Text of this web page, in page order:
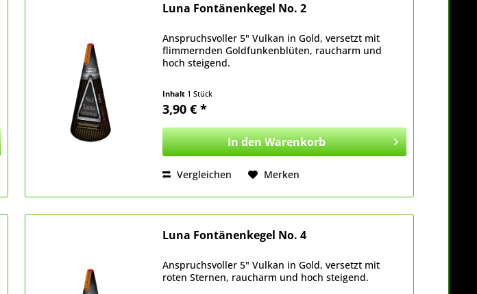
Luna Fontänenkegel No. 2
Anspruchsvoller 5" Vulkan in Gold, versetzt mit
flimmernden Goldfunkenblüten, raucharm und
hoch steigend.
Inhalt 1 Stück
3,90 € *
In denWarenkorb
Vergleichen Merken
Luna Fontänenkegel No. 4
Anspruchsvoller 5" Vulkan in Gold, versetzt mit
roten Sternen, raucharm und hoch steigend.